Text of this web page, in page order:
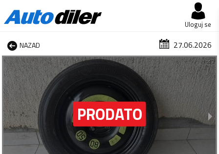
Uloguj se
NAZAD 27.06.2026
1 od 2